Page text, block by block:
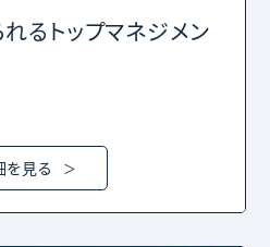
るトップマネジメン
を見る